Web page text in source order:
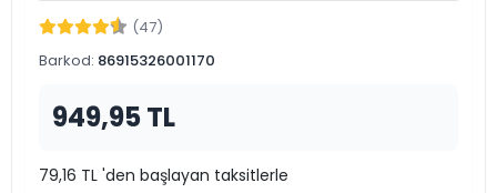
(47)
Barkod: 86915326001170
949,95 TL
79,16 TL 'den başlayan taksitlerle